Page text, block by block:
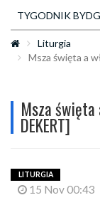
TYGODNIK
Liturgia
Msza święta a
Msza święta
DEKERT]
LITURGIA
15 Nov 00:43